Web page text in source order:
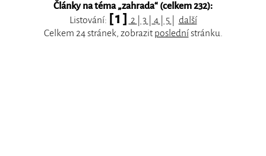
Články na téma „zahrada“ (celkem 232):
Listování: [ 1 ] 2 3 4 5
další
Celkem 24 stránek, zobrazitposlednístránku.